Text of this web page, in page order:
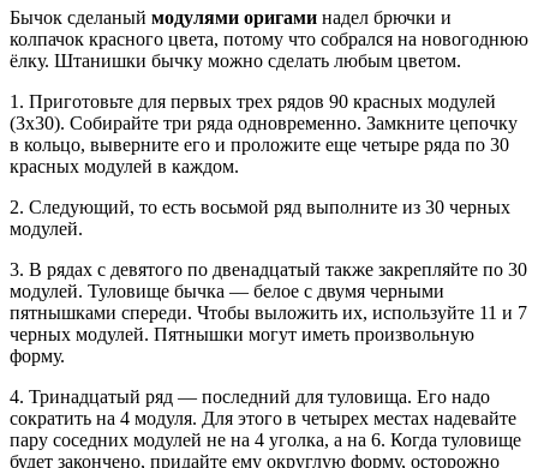
Бычок сделаный модулями оригами надел брючки и
колпачок красного цвета, потому что собрался на новогоднюю
ёлку. Штанишки бычку можно сделать любым цветом.
1. Приготовьте для первых трех рядов 90 красных модулей
(3х30). Собирайте три ряда одновременно. Замкните цепочку
в кольцо, выверните его и проложите еще четыре ряда по 30
красных модулей в каждом.
2. Следующий, то есть восьмой ряд выполните из 30 черных
модулей.
3. В рядах с девятого по двенадцатый также закрепляйте по 30
модулей. Туловище бычка — белое с двумя черными
пятнышками спереди. Чтобы выложить их, используйте 11 и 7
черных модулей. Пятнышки могут иметь произвольную
форму.
4. Тринадцатый ряд — последний для туловища. Его надо
сократить на 4 модуля. Для этого в четырех местах надевайте
пару соседних модулей не на 4 уголка, а на 6. Когда туловище
будет закончено, придайте ему округлую форму, осторожно